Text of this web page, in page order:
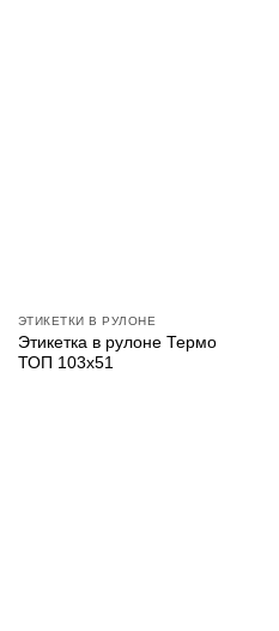
ЭТИКЕТКИ В РУЛОНЕ
Этикетка в рулоне Термо
ТОП 103х51